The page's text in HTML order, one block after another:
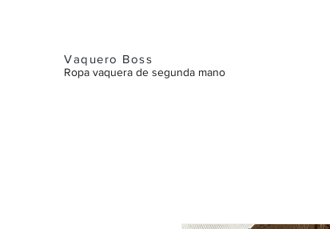
Vaquero Boss
Ropa vaquera de segunda mano